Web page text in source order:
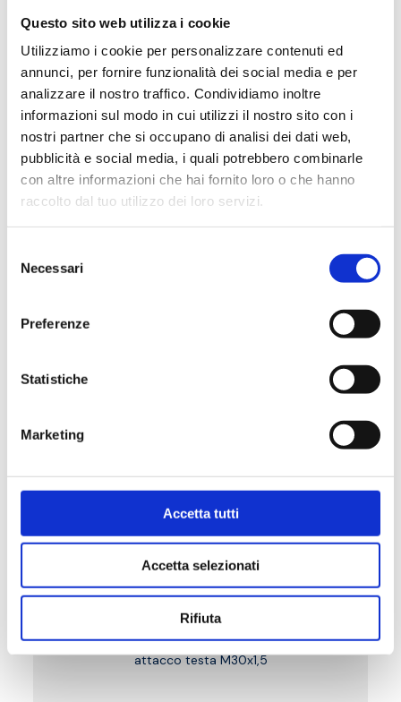
Questo sito web utilizza i cookie
Utilizziamo i cookie per personalizzare contenuti ed
annunci, per fornire funzionalità dei social media e per
analizzare il nostro traffico. Condividiamo inoltre
informazioni sul modo in cui utilizzi il nostro sito con i
nostri partner che si occupano di analisi dei dati web,
pubblicità e social media, i quali potrebbero combinarle
con altre informazioni che hai fornito loro o che hanno
raccolto dal tuo utilizzo dei loro servizi.
delNecessari
Preferenze
Statistiche
Marketing
Accetta tutti
Accetta selezionati
Rifiuta
Valvola manuale a doppia squadra sinistra,
attacco rame, plastica e multistrato
Temperatura massima di esercizio : 95 °C
Pressione massima di esercizio: 10 bar
Diametro massimo resistenza: 16,2 mm
B7J
Valvola termostatizzabile a doppia squadra
sinistra, attacco rame, plastica e multistrato,
attacco testa M30x1,5